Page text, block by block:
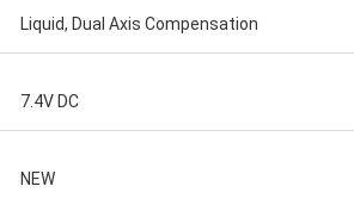
Liquid, Dual Axis Compensation
7.4V DC
NEW